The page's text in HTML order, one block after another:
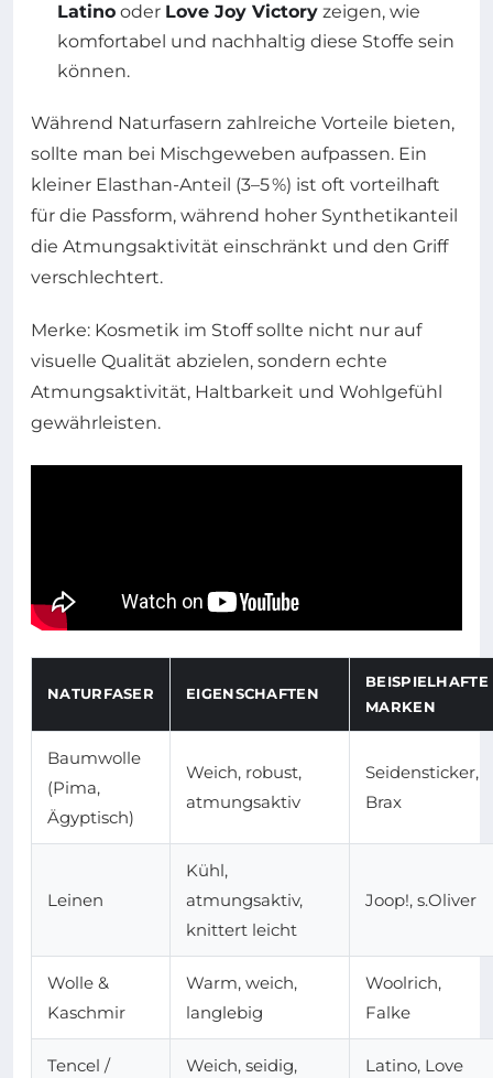
Latino oder Love Joy Victory zeigen, wie
komfortabel und nachhaltig diese Stoffe sein
können.
Während Naturfasern zahlreiche Vorteile bieten,
sollte man bei Mischgeweben aufpassen. Ein
kleiner Elasthan-Anteil (3–5 %) ist oft vorteilhaft
für die Passform, während hoher Synthetikanteil
die Atmungsaktivität einschränkt und den Griff
verschlechtert.
Merke: Kosmetik im Stoff sollte nicht nur auf
visuelle Qualität abzielen, sondern echte
Atmungsaktivität, Haltbarkeit und Wohlgefühl
gewährleisten.
NATURFASER EIGENSCHAFTEN
BEISPIELHAFTE
MARKEN
Baumwolle
(Pima,
Ägyptisch)
Weich, robust,
atmungsaktiv
Seidensticker,
Brax
Leinen
Kühl,
atmungsaktiv,
knittert leicht
Joop!, s.Oliver
Wolle &
Kaschmir
Warm, weich,
langlebig
Woolrich,
Falke
Tencel /
Weich, seidig,
Latino, Love